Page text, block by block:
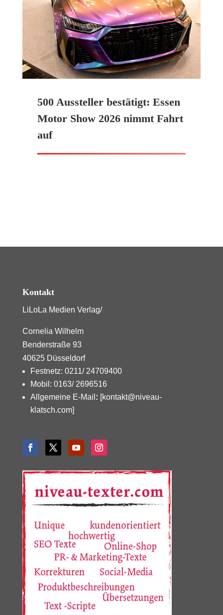
500 Aussteller bestätigt: Essen
Motor Show 2026 nimmt Fahrt
auf
Kontakt
LiLoLa Medien Verlag/
Cornelia Wilhelm
Benderstraße 93
40625 Düsseldorf
Festnetz: 0211/ 24709400
Mobil: 0163/ 2696516
Allgemeine E-Mail : [kontakt@niveau-
klatsch.com]